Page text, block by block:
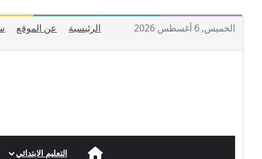
الخميس, 6 أغسطس 2026 الرئيسية عن الموقع
الرئيسيةالتعليم الابتدائي